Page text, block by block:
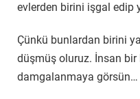
evlerden birini işgal edip
Çünkü bunlardan birini
düşmüş oluruz. İnsan
damgalanmaya görsün…